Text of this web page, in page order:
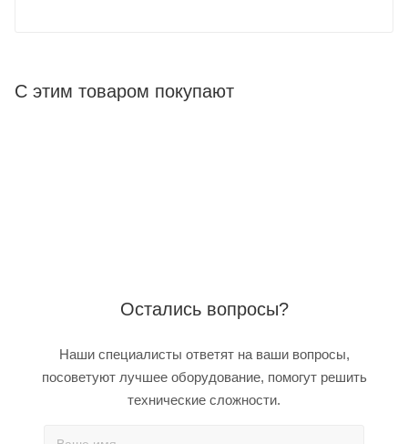
С этим товаром покупают
Остались вопросы?
Наши специалисты ответят на ваши вопросы,
посоветуют лучшее оборудование, помогут решить
технические сложности.